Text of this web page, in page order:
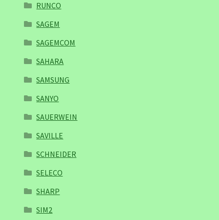
RUNCO
SAGEM
SAGEMCOM
SAHARA
SAMSUNG
SANYO
SAUERWEIN
SAVILLE
SCHNEIDER
SELECO
SHARP
SIM2